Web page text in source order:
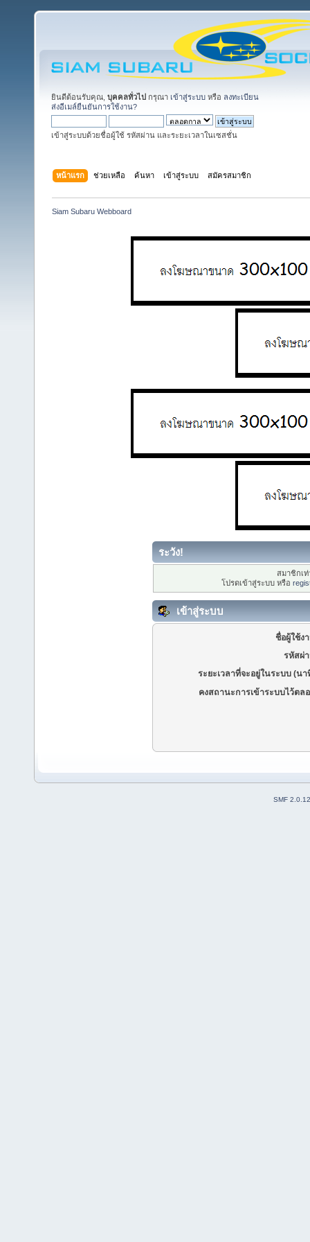
ยินดีต้อนรับคุณ, บุคคลทั่วไป กรุณา เข้าสู่ระบบ หรือ ลงทะเบียน
ส่งอีเมล์ยืนยันการใช้งาน?
เข้าสู่ระบบด้วยชื่อผู้ใช้ รหัสผ่าน และระยะเวลาในเซสชั่น
หน้าแรก ช่วยเหลือ ค้นหา เข้าสู่ระบบ สมัครสมาชิก
Siam Subaru Webboard
ระวัง!
สมาชิกเ
โปรดเข้าสู่ระบบ หรือ
เข้าสู่ระบบ
ชื่อผู้ใช้ง
รหัสผ่
ระยะเวลาที่จะอยู่ในระบบ (นา
คงสถานะการเข้าระบบไว้ตล
SMF 2.0.12